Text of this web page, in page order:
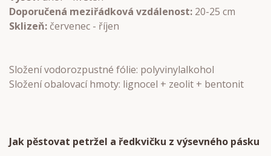
Doporučená meziřádková vzdálenost: 20-25 cm
Sklizeň: červenec - říjen
Složení vodorozpustné fólie: polyvinylalkohol
Složení obalovací hmoty: lignocel + zeolit + bentonit
Jak pěstovat petržel a ředkvičku z výsevného pásku